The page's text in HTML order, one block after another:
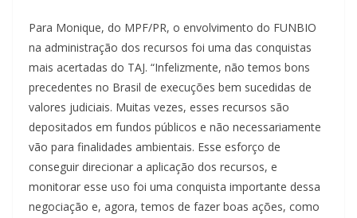
Para Monique, do MPF/PR, o envolvimento do FUNBIO
na administração dos recursos foi uma das conquistas
mais acertadas do TAJ. “Infelizmente, não temos bons
precedentes no Brasil de execuções bem sucedidas de
valores judiciais. Muitas vezes, esses recursos são
depositados em fundos públicos e não necessariamente
vão para finalidades ambientais. Esse esforço de
conseguir direcionar a aplicação dos recursos, e
monitorar esse uso foi uma conquista importante dessa
negociação e, agora, temos de fazer boas ações, como